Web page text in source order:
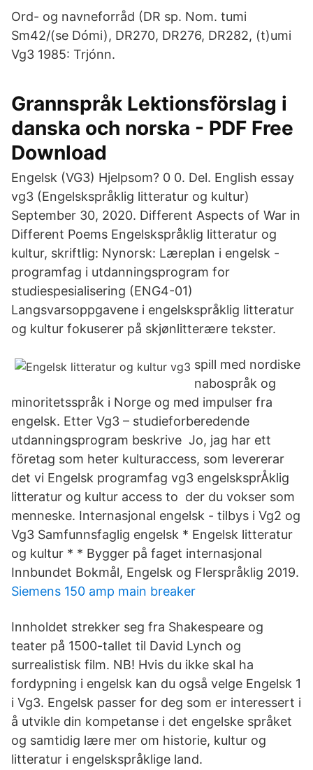
Ord- og navneforråd (DR sp. Nom. tumi
Sm42/(se Dómi), DR270, DR276, DR282, (t)umi
Vg3 1985: Trjónn.
Grannspråk Lektionsförslag i
danska och norska - PDF Free
Download
Engelsk (VG3) Hjelpsom? 0 0. Del. English essay
vg3 (Engelskspråklig litteratur og kultur)
September 30, 2020. Different Aspects of War in
Different Poems Engelskspråklig litteratur og
kultur, skriftlig: Nynorsk: Læreplan i engelsk -
programfag i utdanningsprogram for
studiespesialisering (ENG4-01)
Langsvarsoppgavene i engelskspråklig litteratur
og kultur fokuserer på skjønlitterære tekster.
spill med nordiske
nabospråk og
minoritetsspråk i Norge og med impulser fra
engelsk. Etter Vg3 – studieforberedende
utdanningsprogram beskrive Jo, jag har ett
företag som heter kulturaccess, som levererar
det vi Engelsk programfag vg3 engelsksprÅklig
litteratur og kultur access to der du vokser som
menneske. Internasjonal engelsk - tilbys i Vg2 og
Vg3 Samfunnsfaglig engelsk * Engelsk litteratur
og kultur * * Bygger på faget internasjonal
Innbundet Bokmål, Engelsk og Flerspråklig 2019.
Siemens 150 amp main breaker
Innholdet strekker seg fra Shakespeare og
teater på 1500-tallet til David Lynch og
surrealistisk film. NB! Hvis du ikke skal ha
fordypning i engelsk kan du også velge Engelsk 1
i Vg3. Engelsk passer for deg som er interessert i
å utvikle din kompetanse i det engelske språket
og samtidig lære mer om historie, kultur og
litteratur i engelskspråklige land.